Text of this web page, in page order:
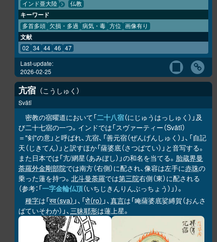
インド亜大陸 仏教
キーワード
多首多頭 欠損・多過 病気・毒 方位 画像有り
文献
02 34 44 46 47
Last-update:
2026-02-25
亢宿 こうしゅく
Svātī
密教の宿曜道において「二十八宿（にじゅうはっしゅく）」及
び二十七宿の一つ。インドでは「スヴァーティー（Svātī）
＝"剣"の意」と呼ばれ、亢宿、「善元宿（ぜんげんしゅく）」、「自記
天（じきてん）」と訳すほか「薩婆底（さつばてい）」と音写する。
また日本では「亢/網星（あみぼし）」の和名を当てる。 胎蔵界曼
荼羅外金剛部院では南方（右側）に配され、像容は左手に赤珠の
乗った蓮を持つ。 北斗曼荼羅では第三院右側（東）に配される
（参考：「一字金輪仏頂（いちじきんりんぶっちょう）」）。
種字は「स्व（sva） 」、「रो（ro） 」、真言は「唵薩婆底娑縛賀（おんさ
ばていそわか）」、三昧耶形は蓮上星。